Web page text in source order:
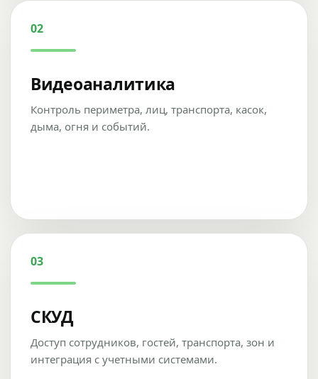
02
Видеоаналитика
Контроль периметра, лиц, транспорта, касок,
дыма, огня и событий.
03
СКУД
Доступ сотрудников, гостей, транспорта, зон и
интеграция с учетными системами.